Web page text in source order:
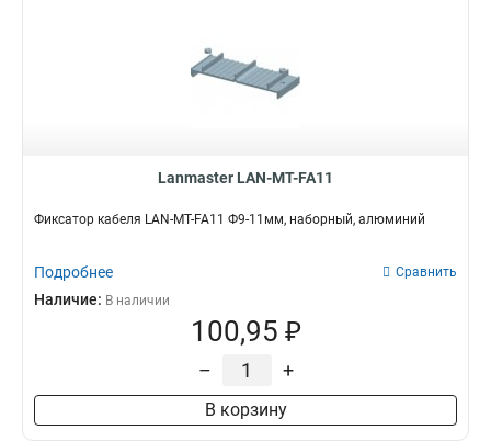
Lanmaster LAN-MT-FA11
Фиксатор кабеля LAN-MT-FA11 Ф9-11мм, наборный, алюминий
Подробнее Сравнить
Наличие: В наличии
100,95 ₽
– +
В корзину